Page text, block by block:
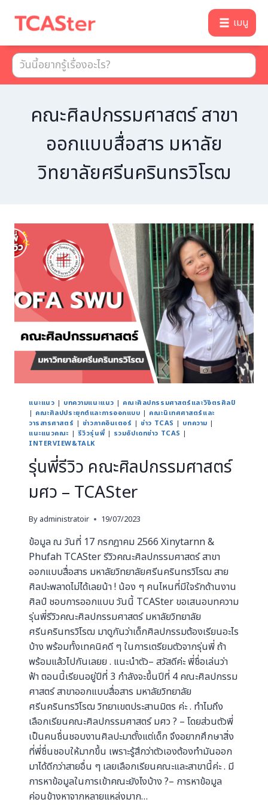
เมนู
คณะศิลปกรรมศาสตร์ สาขา
ออกแบบสื่อสาร มหาลัย
วิทยาลัยศรีนครินทรวิโรฒ
แนะแนว | บทความแนะแนว | คณะศิลปกรรมศาสตร์และวิจิตรศิลป์
| คณะศิลปประยุกต์และการออกแบบ | คณะนิเทศศาสตร์และ
วารสารศาสตร์ | ข่าวภาคอินเตอร์ |ข่าว TCAS | บทความ |
แนะแนวคณะ | รีวิวรุ่นพี่ | รวมอัปเดทข่าว TCAS |
INTERVIEW&TALK
รุ่นพี่รีวิว คณะศิลปกรรมศาสตร์
มศว – TCASter
By administratoir 19/07/2023
ข้อมูล ณ วันที่ 17 กรกฎาคม 2566 Xinytarnn &
Phufah TCASter รีวิวคณะศิลปกรรมศาสตร์ สาขา
ออกแบบสื่อสาร มหาลัยวิทยาลัยศรีนครินทรวิโรฒ สาย
ศิลปะพลาดไม่ไ่ด้เลยน้า ! น้อง ๆ คนไหนที่มีใจรักด้านงาน
ศิลป์ ชอบการออกแบบ วันนี้ TCASter ขอเสนอบทความ
รุ่นพี่รีวิวคณะศิลปกรรมศาสตร์ มหาลัยวิทยาลัย
ศรีนครินทรวิโรฒ มาดูกันว่าเด็กศิลปกรรมต้องเรียนอะไร
บ้าง พร้อมทั้งเทคนิคดี ๆ ในการเตรียมตัวจากรุ่นพี่ ถ้า
พร้อมแล้วไปกันเลยย . แนะนำตัว– สวัสดีค่ะ พี่ชื่อเล่นว่า
ฟ้า ตอนนี้เรียนอยู่ปีที่ 3 กำลังจะขึ้นปีที่ 4 คณะศิลปกรรม
ศาสตร์ สาขาออกแบบสื่อสาร มหาลัยวิทยาลัย
ศรีนครินทรวิโรฒ วิทยาเขตประสานมิตร ค่ะ . ทําไมถึง
เลือกเรียนคณะศิลปกรรมศาสตร์ มศว ? – โดยส่วนตัวพี่
เป็นคนชื่นชอบงานศิลปะมาตั้งแต่เด็ก จึงอยากศึกษาสิ่ง
ที่พี่ชื่นชอบให้มากขึ้น เพราะรู้สึกว่าตัวเองต้องทำมันออก
มาได้ดีกว่าสายอื่น ๆ เลยเลือกเรียนคณะและสาขานี้ค่ะ . มี
การหาข้อมูลในการเข้าคณะยังไงบ้าง ?– การหาข้อมูล
ค่อนข้างหาจากหลายแหล่งมาก…